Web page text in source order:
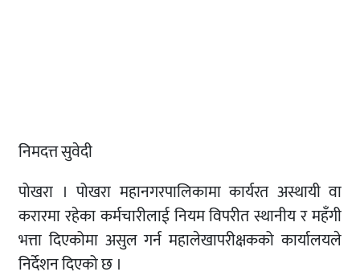
निमदत्त सुवेदी
पोखरा । पोखरा महानगरपालिकामा कार्यरत अस्थायी वा
करारमा रहेका कर्मचारीलाई नियम विपरीत स्थानीय र महँगी
भत्ता दिएकोमा असुल गर्न महालेखापरीक्षकको कार्यालयले
निर्देशन दिएको छ ।